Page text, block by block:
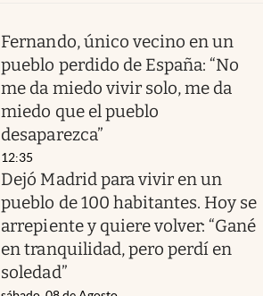
Fernando, único vecino en un
pueblo perdido de España: “No
me da miedo vivir solo, me da
miedo que el pueblo
desaparezca”
12:35
Dejó Madrid para vivir en un
pueblo de 100 habitantes. Hoy se
arrepiente y quiere volver: “Gané
en tranquilidad, pero perdí en
soledad”